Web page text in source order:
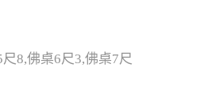
8,佛桌6尺3,佛桌7尺